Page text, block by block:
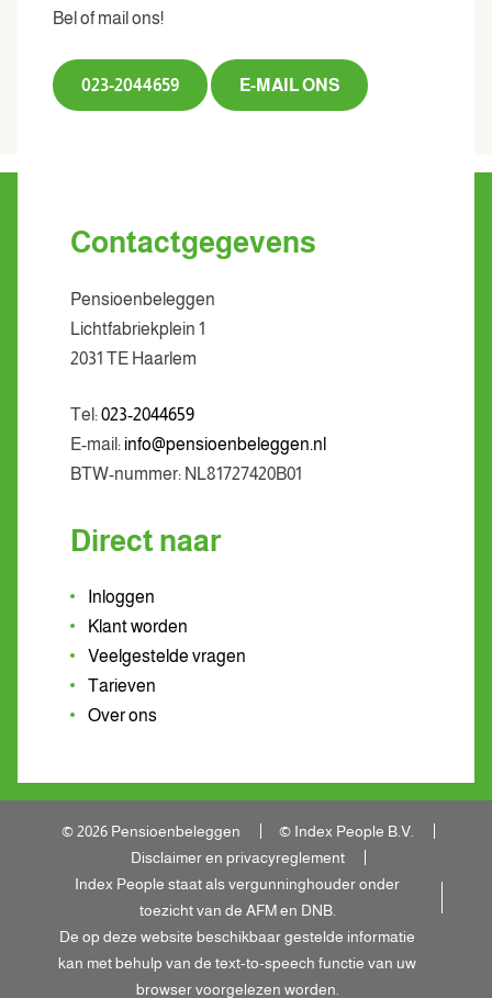
Bel of mail ons!
023-2044659 E-MAIL ONS
Contactgegevens
Pensioenbeleggen
Lichtfabriekplein 1
2031 TE Haarlem
Tel:023-2044659
E-mail: info@pensioenbeleggen.nl
BTW-nummer: NL81727420B01
Direct naar
Inloggen
Klant worden
Veelgestelde vragen
Tarieven
Over ons
© 2026 Pensioenbeleggen
© Index People B.V.
Disclaimer en privacyreglement
Index People staat als vergunninghouder onder
toezicht van de AFM en DNB.
De op deze website beschikbaar gestelde informatie
kan met behulp van de text-to-speech functie van uw
browser voorgelezen worden.